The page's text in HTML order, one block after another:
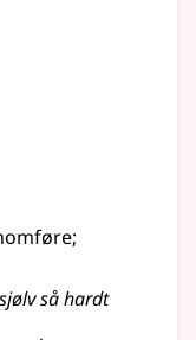
;
så hardt